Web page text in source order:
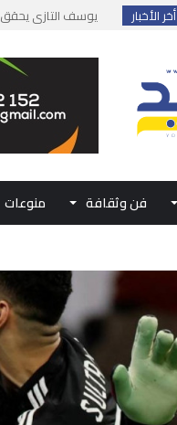
أخر الأخبار
إطلاق حصة إضافية
بلاغ من الديوان
حفل الولاء
فن وثقافة منوعات